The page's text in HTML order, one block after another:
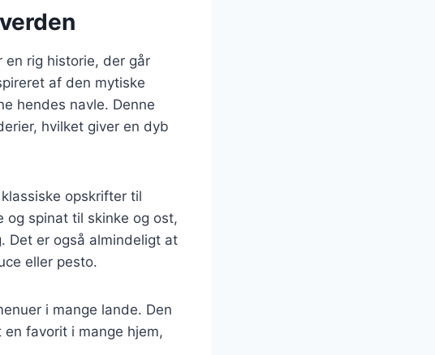
en rig historie, der går
af den mytiske
hendes navle. Denne
hvilket giver en dyb
opskrifter til
og spinat til skinke og ost,
Det er også almindeligt at
eller pesto.
i mange lande. Den
favorit i mange hjem,